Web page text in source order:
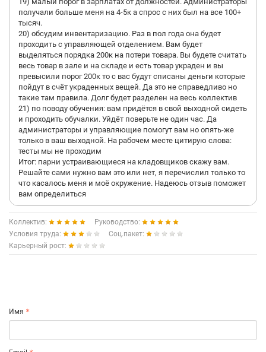
получали больше меня на 4-5к а спрос с них был на все 100+
тысяч.
20) обсудим инвентаризацию. Раз в пол года она будет
проходить с управляющей отделением. Вам будет
выделяться порядка 200к на потери товара. Вы будете считать
весь товар в зале и на складе и есть товар украден и вы
превысили порог 200к то с вас будут списаны деньги которые
пойдут в счёт украденных вещей. Да это не справедливо но
такие там правила. Долг будет разделен на весь коллектив
21) по поводу обучения: вам придётся в свой выходной сидеть
и проходить обучалки. Уйдёт поверьте не один час. Да
администраторы и управляющие помогут вам но опять-же
только в ваш выходной. На рабочем месте цитирую слова:
тесты мы не проходим
Итог: парни устраивающиеся на кладовщиков скажу вам.
Решайте сами нужно вам это или нет, я перечислил только то
что касалось меня и моё окружение. Надеюсь отзыв поможет
вам определиться
Коллектив:
Руководство:
Условия труда:
Соц.пакет:
Карьерный рост:
Имя